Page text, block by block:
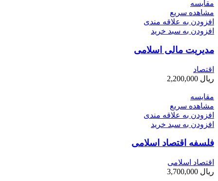
مقایسه
مشاهده سریع
افزودن به علاقه مندی
افزودن به سبد خرید
مدیریت مالی اسلامی
اقتصاد
ریال
مقایسه
مشاهده سریع
افزودن به علاقه مندی
افزودن به سبد خرید
فلسفه اقتصاد اسلامی
اقتصاد اسلامی
ریال